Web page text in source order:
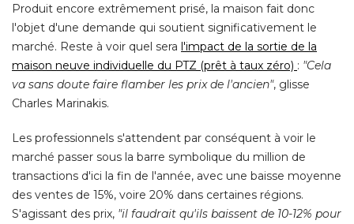
Produit encore extrêmement prisé, la maison fait donc
l'objet d'une demande qui soutient significativement le
marché. Reste à voir quel sera l'impact de la sortie de la
maison neuve individuelle du PTZ (prêt à taux zéro) : "Cela
va sans doute faire flamber les prix de l'ancien", glisse
Charles Marinakis.
Les professionnels s'attendent par conséquent à voir le
marché passer sous la barre symbolique du million de
transactions d'ici la fin de l'année, avec une baisse moyenne
des ventes de 15%, voire 20% dans certaines régions.
S'agissant des prix, "il faudrait qu'ils baissent de 10-12% pour